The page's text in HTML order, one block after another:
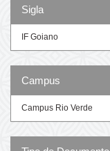
Sigla
IF Goiano
Campus
Campus Rio Verde